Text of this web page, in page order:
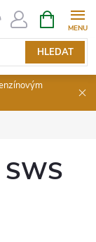
HLEDAT
NÁKUPNÍ
KOŠÍK